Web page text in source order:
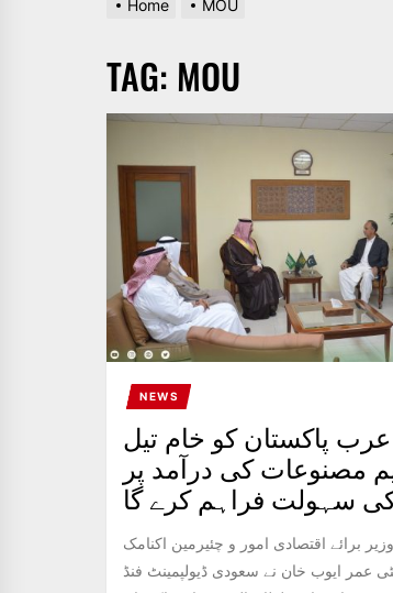
NEWS
UPDATE,
CURRENT
AFFAIRS
SHOWS
Home MOU
TAG: MOU
NEWS
پاکستان کو خام تیل
مصنوعات کی درآمد پر
سہولت فراہم کرے گا
برائے اقتصادی امور و چئیرمین اکنامک
عمر ایوب خان نے سعودی ڈیولپمینٹ فنڈ